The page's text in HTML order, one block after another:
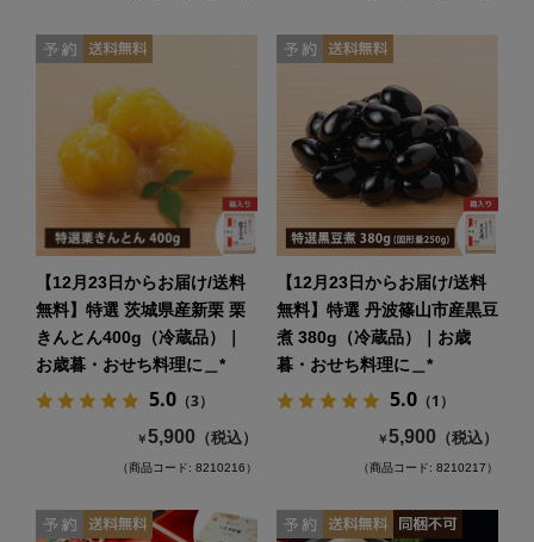
【12月23日からお届け/送料
無料】特選 茨城県産新栗 栗
きんとん400g（冷蔵品）｜
お歳暮・おせち料理に＿*
5.0（3）
￥5,900 （税込）
（商品コード: 8210216）
【12月23日からお届け/送料
無料】特選 丹波篠山市産黒豆
煮 380g（冷蔵品）｜お歳
暮・おせち料理に＿*
5.0（1）
￥5,900 （税込）
（商品コード: 8210217）